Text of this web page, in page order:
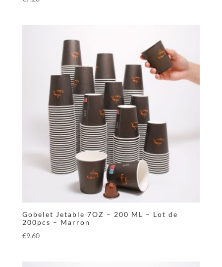
Gobelet Jetable 7OZ – 200 ML – Lot de
200pcs – Marron
€9,60